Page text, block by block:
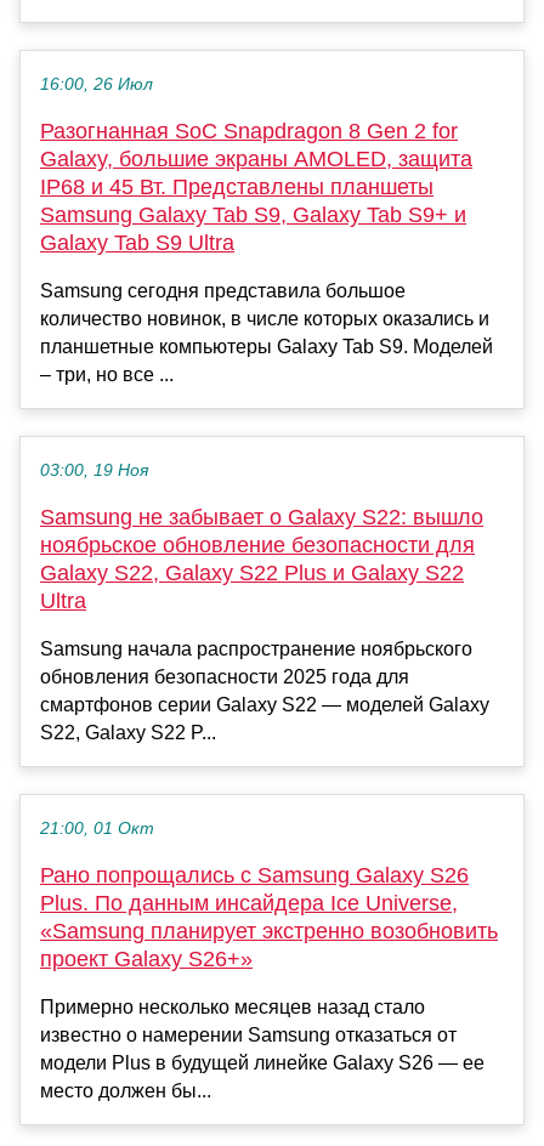
16:00, 26 Июл
Разогнанная SoC Snapdragon 8 Gen 2 for
Galaxy, большие экраны AMOLED, защита
IP68 и 45 Вт. Представлены планшеты
Samsung Galaxy Tab S9, Galaxy Tab S9+ и
Galaxy Tab S9 Ultra
Samsung сегодня представила большое
количество новинок, в числе которых оказались и
планшетные компьютеры Galaxy Tab S9. Моделей
– три, но все ...
03:00, 19 Ноя
Samsung не забывает о Galaxy S22: вышло
ноябрьское обновление безопасности для
Galaxy S22, Galaxy S22 Plus и Galaxy S22
Ultra
Samsung начала распространение ноябрьского
обновления безопасности 2025 года для
смартфонов серии Galaxy S22 — моделей Galaxy
S22, Galaxy S22 P...
21:00, 01 Окт
Рано попрощались с Samsung Galaxy S26
Plus. По данным инсайдера Ice Universe,
«Samsung планирует экстренно возобновить
проект Galaxy S26+»
Примерно несколько месяцев назад стало
известно о намерении Samsung отказаться от
модели Plus в будущей линейке Galaxy S26 — ее
место должен бы...